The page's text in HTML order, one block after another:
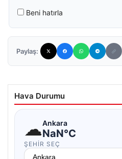
Beni hatırla
Paylaş:
Hava Durumu
☁Ankara
NaN°C
ŞEHIR SEÇ